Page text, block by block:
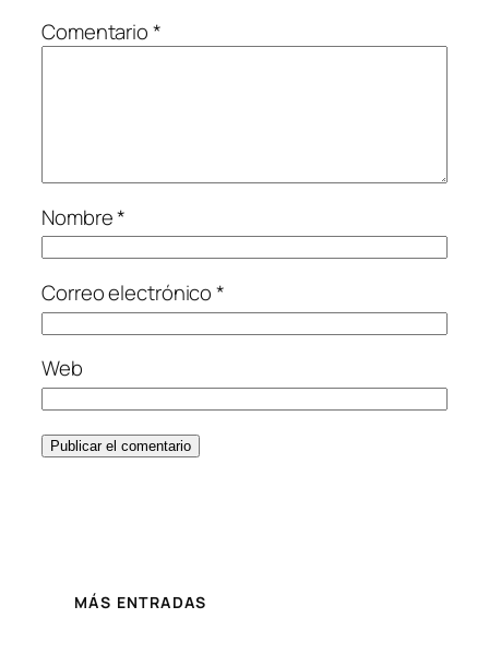
Comentario*
Nombre*
Correo electrónico*
Web
MÁS ENTRADAS